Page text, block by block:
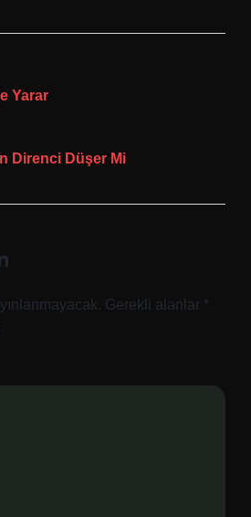
Yarar
Direnci Düşer Mi
Gerekli alanlar *